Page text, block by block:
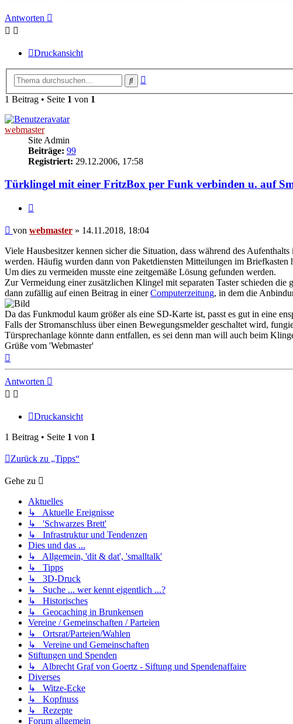
Antworten
Druckansicht
Suche
1 Beitrag • Seite 1 von 1
webmaster
Site Admin
Beiträge: 99
Registriert: 29.12.2006, 17:58
Türklingel mit einer FritzBox per Funk verbinden u. auf
Beitrag
von webmaster » 14.11.2018, 18:04
Viele Hausbesitzer kennen sicher die Situation, dass während des
werden. Häufig wurden dann von Paketdiensten Mitteilungen im
Um dies zu vermeiden musste eine zeitgemäße Lösung gefunden werden.
Zur Vermeidung einer zusätzlichen Klingel mit separaten Taster schieden
dann zufällig auf einen Beitrag in einerComputerzeitung, in dem die
Da das Funkmodul kaum größer als eine SD-Karte ist, passt es gut in eine
Falls der Stromanschluss über einen Bewegungsmelder geschaltet wird,
Türsprechanlage könnte dann entfallen, es sei denn man will auch beim
Grüße vom 'Webmaster'
Antworten
Druckansicht
1 Beitrag • Seite 1 von 1
Zurück zu „Tipps“
Gehe zu
Aktuelles
↳ Aktuelle Ereignisse
↳ 'Schwarzes Brett'
↳ Infrastruktur und Tendenzen
Dies und das ...
↳ Allgemein, 'dit & dat', 'smalltalk'
↳ Tipps
↳ 3D-Druck
↳ Suche ... wer kennt eigentlich ...?
↳ Historisches
↳ Geocaching in Brunkensen
Vereine / Gemeinschaften / Parteien
↳ Ortsrat/Parteien/Wahlen
↳ Vereine und Gemeinschaften
Stiftungen und Spenden
↳ Albrecht Graf von Goertz - Siftung und Spendenaffaire
Diverses
↳ Witze-Ecke
↳ Kopfnuss
↳ Rezepte
Forum allgemein